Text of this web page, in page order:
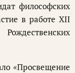
философских
в работе ХII
«Просвещение